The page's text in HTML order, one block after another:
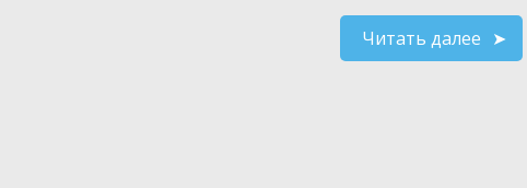
Читать далее